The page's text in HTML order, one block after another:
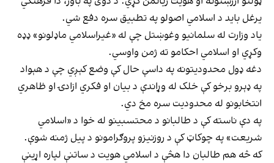
یرغل باید د اسلامي اصولو په تطبیق سره دفع شي.
یاد وزارت له سلمانیو وغوښتل چې له «غیراسلامي ماډلونو» ډډه
وکړي او اسلامي احکامو ته ژمن واوسي.
دغه ډول محدودیتونه په داسې حال کې وضع کېږي چې د هېواد
په ډېرو برخو کې خلک له وړاندې د بیان او فکري ازادۍ او ظاهري
انتخابونو له محدودیت سره مخ دي.
په دې ناسته کې د طالبانو د محتسبینو له خوا د «اسلامي
شریعت» په چوکاټ کې د روزنیزو پروګرامونو د پیل ژمنه شوې.
که څه هم طالبان دا هڅې د اسلامي هویت د ساتنې لپاره اړینې